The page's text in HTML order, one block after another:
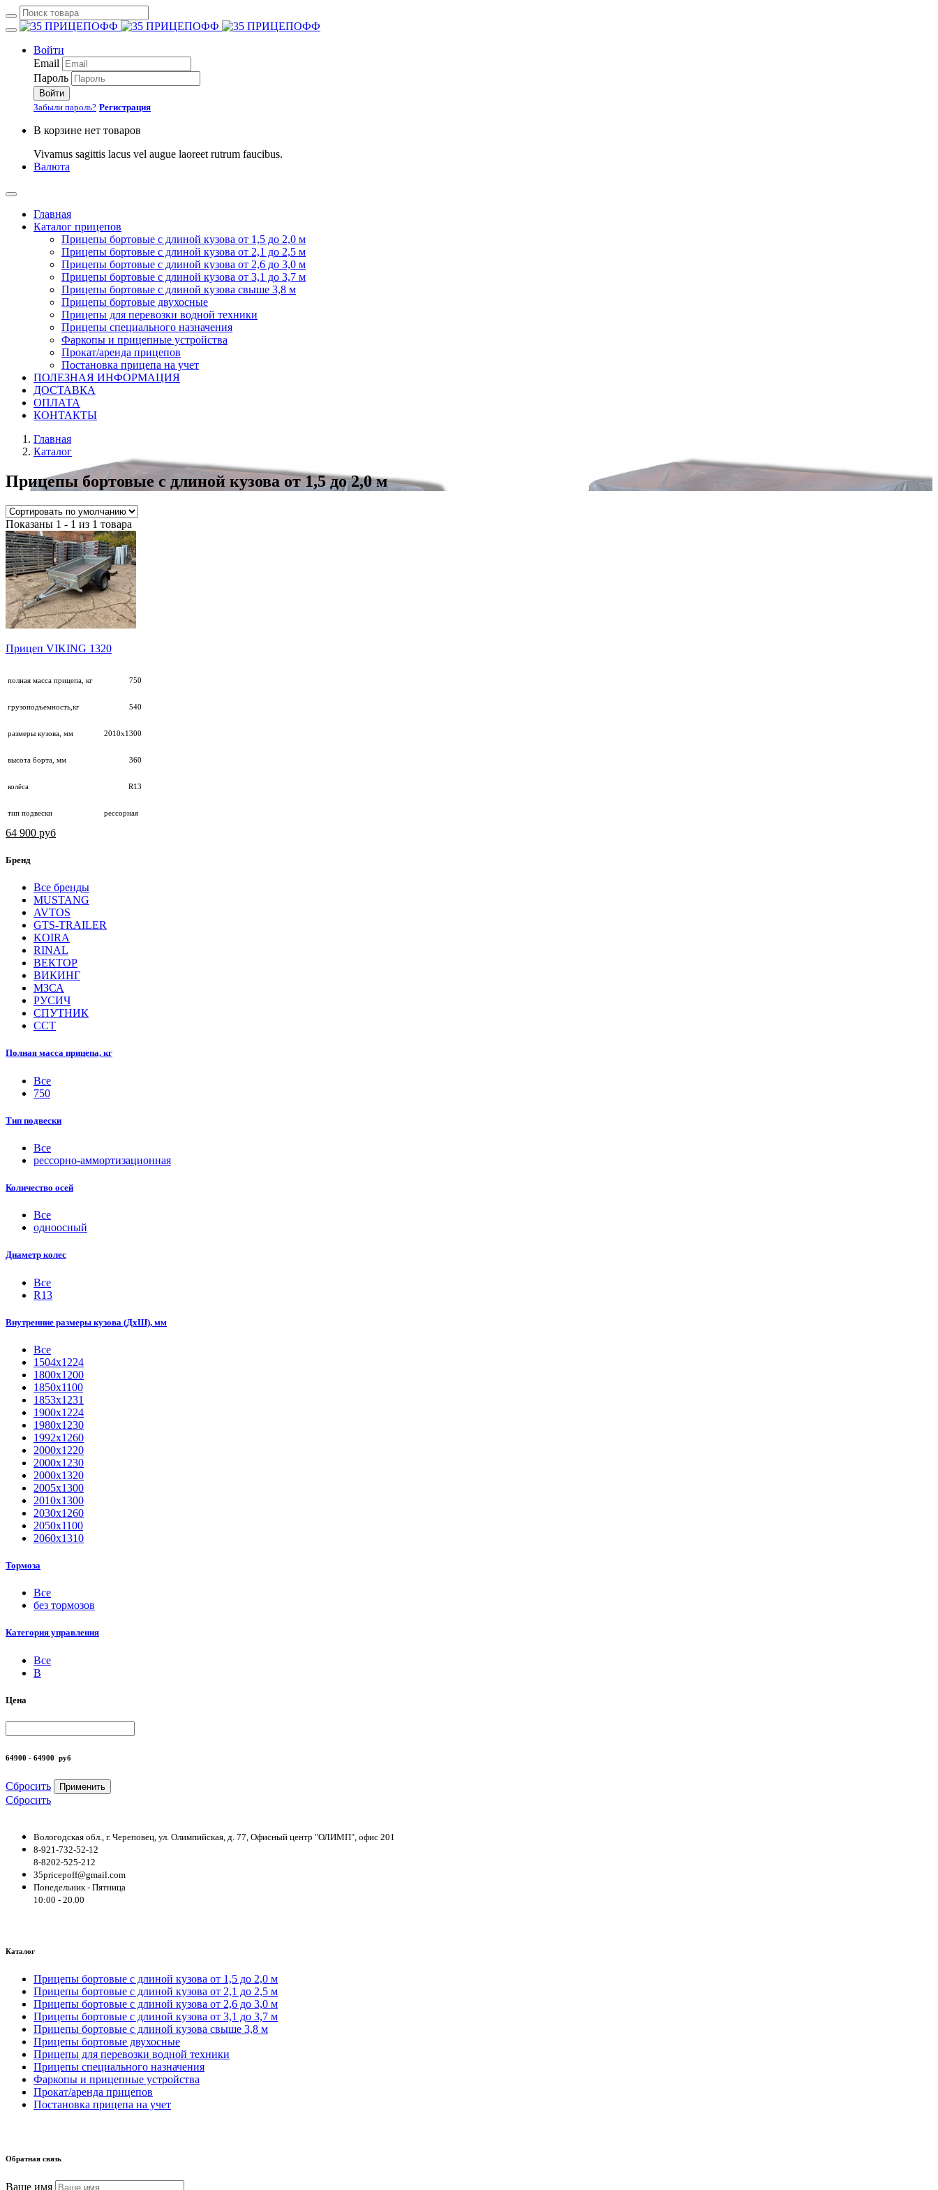
Войти
Email
Пароль
Войти
Забыли пароль? Регистрация
В корзине нет товаров
Vivamus sagittis lacus vel augue laoreet rutrum faucibus.
Валюта
Главная
Каталог прицепов
Прицепы бортовые с длиной кузова от 1,5 до 2,0 м
Прицепы бортовые с длиной кузова от 2,1 до 2,5 м
Прицепы бортовые с длиной кузова от 2,6 до 3,0 м
Прицепы бортовые с длиной кузова от 3,1 до 3,7 м
Прицепы бортовые с длиной кузова свыше 3,8 м
Прицепы бортовые двухосные
Прицепы для перевозки водной техники
Прицепы специального назначения
Фаркопы и прицепные устройства
Прокат/аренда прицепов
Постановка прицепа на учет
ПОЛЕЗНАЯ ИНФОРМАЦИЯ
ДОСТАВКА
ОПЛАТА
КОНТАКТЫ
Главная
Каталог
Прицепы бортовые с длиной кузова от 1,5 до 2,0 м
Показаны 1 - 1 из 1 товара
Прицеп VIKING 1320
полная масса прицепа, кг 750
грузоподъемность,кг 540
размеры кузова, мм 2010х1300
высота борта, мм 360
колёса R13
тип подвески рессорная
64 900 руб
Бренд
Все бренды
MUSTANG
AVTOS
GTS-TRAILER
KOIRA
RINAL
ВЕКТОР
ВИКИНГ
МЗСА
РУСИЧ
СПУТНИК
ССТ
Полная масса прицепа, кг
Все
750
Тип подвески
Все
рессорно-аммортизационная
Количество осей
Все
одноосный
Диаметр колес
Все
R13
Внутренние размеры кузова (ДхШ), мм
Все
1504х1224
1800x1200
1850х1100
1853х1231
1900х1224
1980х1230
1992х1260
2000x1220
2000х1230
2000х1320
2005х1300
2010х1300
2030х1260
2050х1100
2060х1310
Тормоза
Все
без тормозов
Категория управления
Все
B
Цена
64900 - 64900 руб
Сбросить Применить
Сбросить
Вологодская обл., г. Череповец, ул. Олимпийская, д. 77, Офисный центр "ОЛИМП", офис 201
8-921-732-52-12
8-8202-525-212
35pricepoff@gmail.com
Понедельник - Пятница
10:00 - 20.00
Каталог
Прицепы бортовые с длиной кузова от 1,5 до 2,0 м
Прицепы бортовые с длиной кузова от 2,1 до 2,5 м
Прицепы бортовые с длиной кузова от 2,6 до 3,0 м
Прицепы бортовые с длиной кузова от 3,1 до 3,7 м
Прицепы бортовые с длиной кузова свыше 3,8 м
Прицепы бортовые двухосные
Прицепы для перевозки водной техники
Прицепы специального назначения
Фаркопы и прицепные устройства
Прокат/аренда прицепов
Постановка прицепа на учет
Обратная связь
Ваше имя